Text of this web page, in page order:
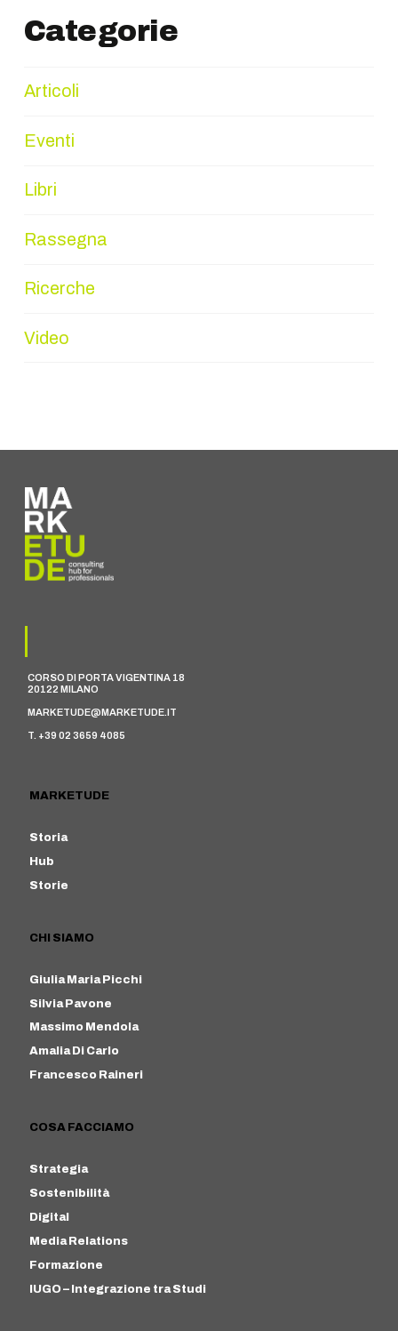
Categorie
Articoli
Eventi
Libri
Rassegna
Ricerche
Video
CORSO DI PORTA VIGENTINA 18
20122 MILANO
MARKETUDE@MARKETUDE.IT
T. +39 02 3659 4085
MARKETUDE
Storia
Hub
Storie
CHI SIAMO
Giulia Maria Picchi
Silvia Pavone
Massimo Mendola
Amalia Di Carlo
Francesco Raineri
COSA FACCIAMO
Strategia
Sostenibilità
Digital
Media Relations
Formazione
IUGO – Integrazione tra Studi